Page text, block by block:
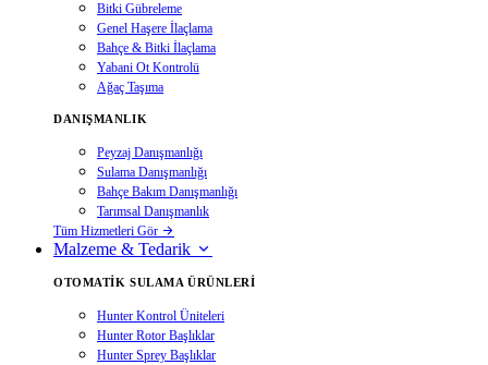
Bitki Gübreleme
Genel Haşere İlaçlama
Bahçe & Bitki İlaçlama
Yabani Ot Kontrolü
Ağaç Taşıma
DANIŞMANLIK
Peyzaj Danışmanlığı
Sulama Danışmanlığı
Bahçe Bakım Danışmanlığı
Tarımsal Danışmanlık
Tüm Hizmetleri Gör
Malzeme & Tedarik
OTOMATIK SULAMA ÜRÜNLERI
Hunter Kontrol Üniteleri
Hunter Rotor Başlıklar
Hunter Sprey Başlıklar